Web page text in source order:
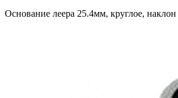
Основание леера 25.4мм, круглое, наклон